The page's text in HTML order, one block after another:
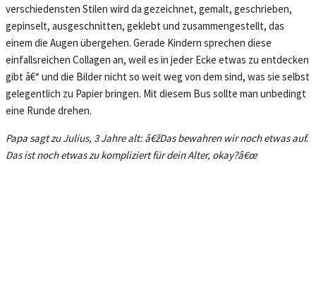
verschiedensten Stilen wird da gezeichnet, gemalt, geschrieben,
gepinselt, ausgeschnitten, geklebt und zusammengestellt, das
einem die Augen übergehen. Gerade Kindern sprechen diese
einfallsreichen Collagen an, weil es in jeder Ecke etwas zu entdecken
gibt â€“ und die Bilder nicht so weit weg von dem sind, was sie selbst
gelegentlich zu Papier bringen. Mit diesem Bus sollte man unbedingt
eine Runde drehen.
Papa sagt zu Julius, 3 Jahre alt: â€žDas bewahren wir noch etwas auf.
Das ist noch etwas zu kompliziert für dein Alter, okay?â€œ